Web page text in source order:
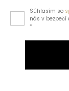
Súhlasím so
nás v
*